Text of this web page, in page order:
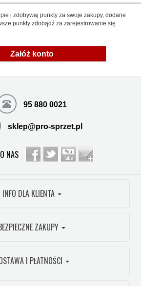
i zdobywaj punkty za swoje zakupy, dodane
punkty zdobądź za zarejestrowanie się
Załóż konto
95 880 0021
sklep@pro-sprzet.pl
NAS
INFO DLA KLIENTA
ZAKUPY
I PŁATNOŚCI